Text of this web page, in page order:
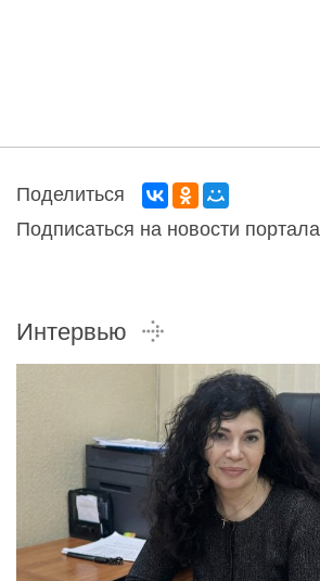
Поделиться
Подписаться на новости портала
Интервью